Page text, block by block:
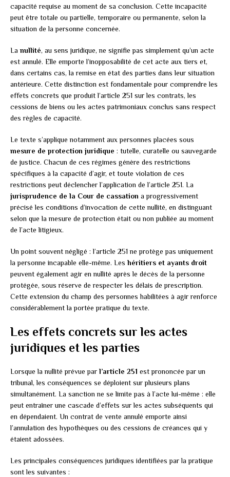
capacité requise au moment de sa conclusion. Cette incapacité
peut être totale ou partielle, temporaire ou permanente, selon la
situation de la personne concernée.
La nullité, au sens juridique, ne signifie pas simplement qu’un acte
est annulé. Elle emporte l’inopposabilité de cet acte aux tiers et,
dans certains cas, la remise en état des parties dans leur situation
antérieure. Cette distinction est fondamentale pour comprendre les
effets concrets que produit l’article 251 sur les contrats, les
cessions de biens ou les actes patrimoniaux conclus sans respect
des règles de capacité.
Le texte s’applique notamment aux personnes placées sous
mesure de protection juridique : tutelle, curatelle ou sauvegarde
de justice. Chacun de ces régimes génère des restrictions
spécifiques à la capacité d’agir, et toute violation de ces
restrictions peut déclencher l’application de l’article 251. La
jurisprudence de la Cour de cassation a progressivement
précisé les conditions d’invocation de cette nullité, en distinguant
selon que la mesure de protection était ou non publiée au moment
de l’acte litigieux.
Un point souvent négligé : l’article 251 ne protège pas uniquement
la personne incapable elle-même. Leshéritiers et ayants droit
peuvent également agir en nullité après le décès de la personne
protégée, sous réserve de respecter les délais de prescription.
Cette extension du champ des personnes habilitées à agir renforce
considérablement la portée pratique du texte.
Les effets concrets sur les actes
juridiques et les parties
Lorsque la nullité prévue par l’article 251 est prononcée par un
tribunal, les conséquences se déploient sur plusieurs plans
simultanément. La sanction ne se limite pas à l’acte lui-même : elle
peut entraîner une cascade d’effets sur les actes subséquents qui
en dépendaient. Un contrat de vente annulé emporte ainsi
l’annulation des hypothèques ou des cessions de créances qui y
étaient adossées.
Les principales conséquences juridiques identifiées par la pratique
sont les suivantes :